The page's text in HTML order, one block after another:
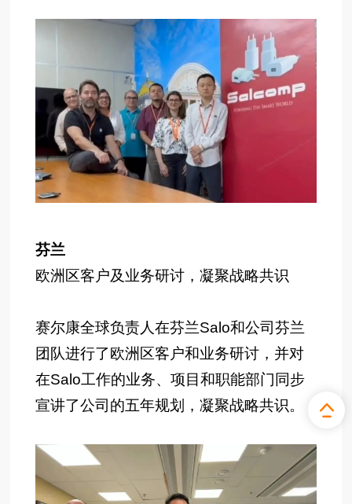
芬兰
欧洲区客户及业务研讨，凝聚战略共识
赛尔康全球负责人在芬兰Salo和公司芬兰
团队进行了欧洲区客户和业务研讨，并对
在Salo工作的业务、项目和职能部门同步
宣讲了公司的五年规划，凝聚战略共识。